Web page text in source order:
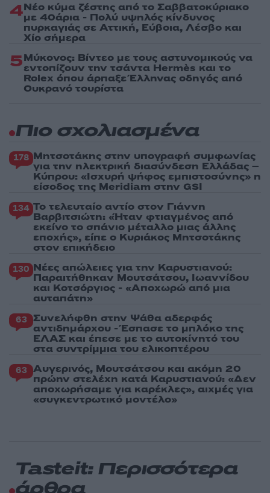
4Νέο κύμα ζέστης από το Σαββατοκύριακο
με 40άρια - Πολύ υψηλός κίνδυνος
πυρκαγιάς σε Αττική, Εύβοια, Λέσβο και
Χίο σήμερα
5Μύκονος: Βίντεο με τους αστυνομικούς να
εντοπίζουν την τσάντα Hermès και το
Rolex όπου άρπαξε Έλληνας οδηγός από
Ουκρανό τουρίστα
Πιο σχολιασμένα
178 Μητσοτάκης στην υπογραφή συμφωνίας
για την ηλεκτρική διασύνδεση Ελλάδας –
Κύπρου: «Ισχυρή ψήφος εμπιστοσύνης» η
είσοδος της Meridiam στην GSI
134 Το τελευταίο αντίο στον Γιάννη
Βαρβιτσιώτη: «Ήταν φτιαγμένος από
εκείνο το σπάνιο μέταλλο μιας άλλης
εποχής», είπε ο Κυριάκος Μητσοτάκης
στον επικήδειο
130 Νέες απώλειες για την Καρυστιανού:
Παραιτήθηκαν Μουτσάτσου, Ιωαννίδου
και Κοτσόργιος - «Αποχωρώ από μια
αυταπάτη»
63 Συνελήφθη στην Ψάθα αδερφός
αντιδημάρχου - Έσπασε το μπλόκο της
ΕΛΑΣ και έπεσε με το αυτοκίνητό του
στα συντρίμμια του ελικοπτέρου
63 Αυγερινός, Μουτσάτσου και ακόμη 20
πρώην στελέχη κατά Καρυστιανού: «Δεν
αποχωρήσαμε για καρέκλες», αιχμές για
«συγκεντρωτικό μοντέλο»
Tasteit: Περισσότερα